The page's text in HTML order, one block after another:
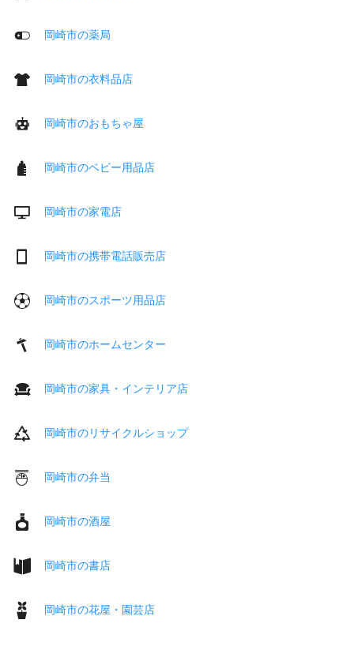
岡崎市の薬局
岡崎市の衣料品店
岡崎市のおもちゃ屋
岡崎市のベビー用品店
岡崎市の家電店
岡崎市の携帯電話販売店
岡崎市のスポーツ用品店
岡崎市のホームセンター
岡崎市の家具・インテリア店
岡崎市のリサイクルショップ
岡崎市の弁当
岡崎市の酒屋
岡崎市の書店
岡崎市の花屋・園芸店